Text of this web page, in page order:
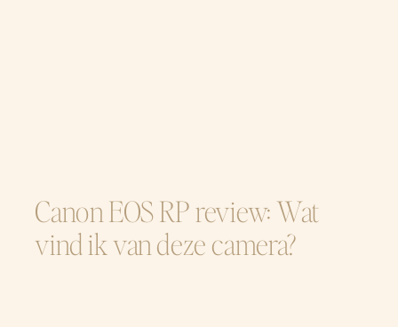
Canon EOS RP review: Wat
vind ik van deze camera?